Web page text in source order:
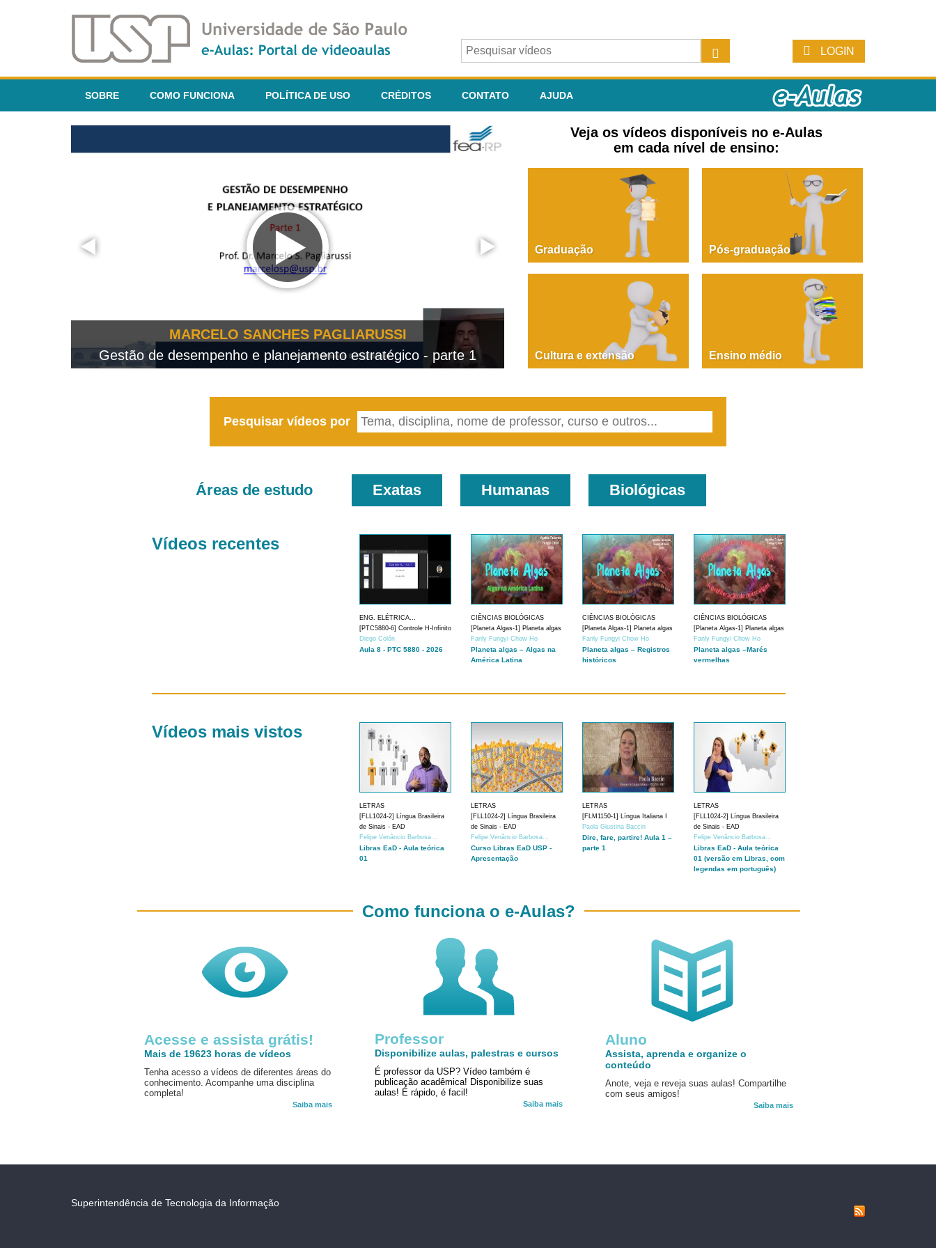
LOGIN
SOBRE COMO FUNCIONA POLÍTICA DE USO CRÉDITOS CONTATO AJUDA
MARCELO SANCHES PAGLIARUSSI
Gestão de desempenho e planejamento estratégico - parte 1
PAOLA GIUSTINA BACCIN
Dire, fare, partire! Aula 1 – parte 1
Veja os vídeos disponíveis no e-Aulas
em cada nível de ensino:
Graduação Pós-graduação
Cultura e extensão Ensino médio
Pesquisar vídeos por
Áreas de estudo Exatas Humanas Biológicas
Vídeos recentes
ENG. ELÉTRICA...
[PTC5880-6] Controle H-Infinito
Diego Colón
Aula 8 - PTC 5880 - 2026
CIÊNCIAS BIOLÓGICAS
[Planeta Algas-1] Planeta algas
Fanly Fungyi Chow Ho
Planeta algas – Algas na
América Latina
CIÊNCIAS BIOLÓGICAS
[Planeta Algas-1] Planeta algas
Fanly Fungyi Chow Ho
Planeta algas – Registros
históricos
CIÊNCIAS BIOLÓGICAS
[Planeta Algas-1] Planeta algas
Fanly Fungyi Chow Ho
Planeta algas –Marés
vermelhas
Vídeos mais vistos
LETRAS
[FLL1024-2] Língua Brasileira
de Sinais - EAD
Felipe Venâncio Barbosa...
Libras EaD - Aula teórica
01
LETRAS
[FLL1024-2] Língua Brasileira
de Sinais - EAD
Felipe Venâncio Barbosa...
Curso Libras EaD USP -
Apresentação
LETRAS
[FLM1150-1] Língua Italiana I
Paola Giustina Baccin
Dire, fare, partire! Aula 1 –
parte 1
LETRAS
[FLL1024-2] Língua Brasileira
de Sinais - EAD
Felipe Venâncio Barbosa...
Libras EaD - Aula teórica
01 (versão em Libras, com
legendas em português)
Acesse e assista grátis!
Mais de 19623 horas de vídeos
Tenha acesso a vídeos de diferentes áreas do
conhecimento. Acompanhe uma disciplina
completa!
Saiba mais
Aluno
Assista, aprenda e organize o
conteúdo
Anote, veja e reveja suas aulas! Compartilhe
com seus amigos!
Saiba mais
Como funciona o e-Aulas?
Professor
Disponibilize aulas, palestras e cursos
É professor da USP? Vídeo também é
publicação acadêmica! Disponibilize suas
aulas! É rápido, é facil!
Saiba mais
Superintendência de Tecnologia da Informação